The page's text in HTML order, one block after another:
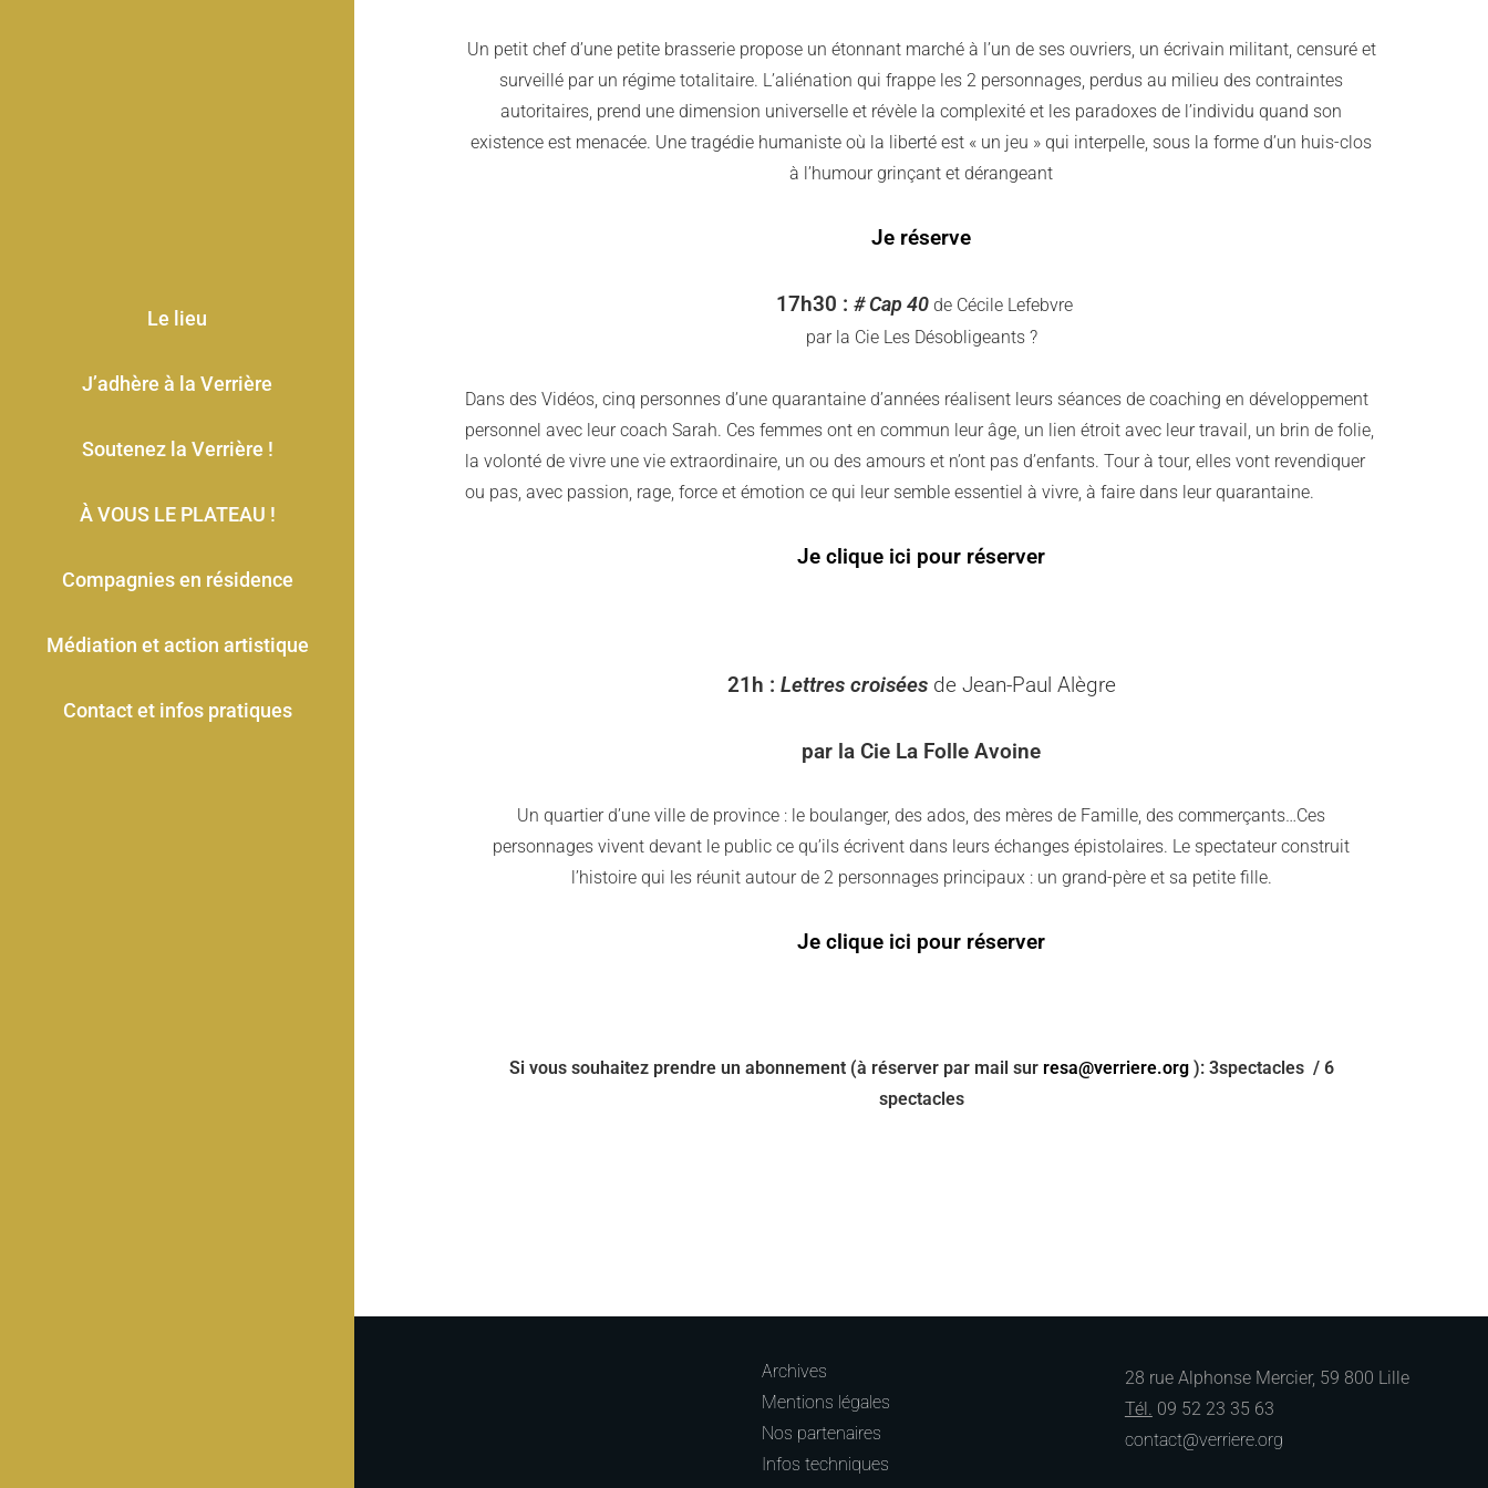
Le lieu
J’adhère à la Verrière
Soutenez la Verrière !
À VOUS LE PLATEAU !
Compagnies en résidence
Médiation et action artistique
Contact et infos pratiques
Un petit chef d’une petite brasserie propose un étonnant marché à l’un de ses ouvriers, un écrivain militant, censuré et
surveillé par un régime totalitaire. L’aliénation qui frappe les 2 personnages, perdus au milieu des contraintes
autoritaires, prend une dimension universelle et révèle la complexité et les paradoxes de l’individu quand son
existence est menacée. Une tragédie humaniste où la liberté est « un jeu » qui interpelle, sous la forme d’un huis-clos
à l’humour grinçant et dérangeant
Je réserve
17h30 : # Cap 40 de Cécile Lefebvre
par la Cie Les Désobligeants ?
Dans des Vidéos, cinq personnes d’une quarantaine d’années réalisent leurs séances de coaching en développement
personnel avec leur coach Sarah. Ces femmes ont en commun leur âge, un lien étroit avec leur travail, un brin de folie,
la volonté de vivre une vie extraordinaire, un ou des amours et n’ont pas d’enfants. Tour à tour, elles vont revendiquer
ou pas, avec passion, rage, force et émotion ce qui leur semble essentiel à vivre, à faire dans leur quarantaine.
Je clique ici pour réserver
21h : Lettres croisées de Jean-Paul Alègre
par la Cie La Folle Avoine
Un quartier d’une ville de province : le boulanger, des ados, des mères de Famille, des commerçants…Ces
personnages vivent devant le public ce qu’ils écrivent dans leurs échanges épistolaires. Le spectateur construit
l’histoire qui les réunit autour de 2 personnages principaux : un grand-père et sa petite fille.
Je clique ici pour réserver
Si vous souhaitez prendre un abonnement (à réserver par mail sur resa@verriere.org): 3spectacles / 6
spectacles
Archives
Mentions légales
Nos partenaires
Infos techniques
28 rue Alphonse Mercier, 59 800 Lille
Tél. 09 52 23 35 63
contact@verriere.org